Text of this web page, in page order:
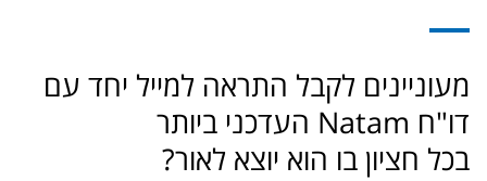
מעוניינים לקבל התראה למייל יחד עם
דו"ח Natam העדכני ביותר
בכל חציון בו הוא יוצא לאור?